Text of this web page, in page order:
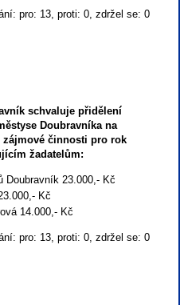
pro: 13, proti: 0, zdržel se: 0
schvaluje přidělení
Doubravníka na
činnosti pro rok
žadatelům:
Doubravník 23.000,- Kč
Kč
14.000,- Kč
pro: 13, proti: 0, zdržel se: 0